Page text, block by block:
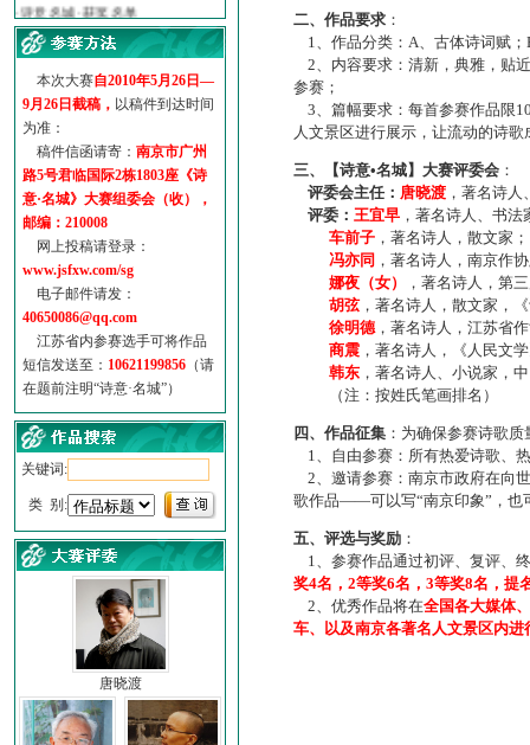
·【诗意·名城】地铁展示作...
诗意名城·地铁时间
·地铁完美呈现【诗意·名城...
参赛作品多达5000多首
“诗意·名城”晒诗会
特别通知--致广大诗词爱好...
本次大赛自2010年5月26日—
9月26日截稿， 以稿件到达时间
为准：
稿件信函请寄： 南京市广州
路5号君临国际2栋1803座《诗
意·名城》大赛组委会（收），
邮编：210008
网上投稿请登录：
www.jsfxw.com/sg
电子邮件请发：
40650086@qq.com
江苏省内参赛选手可将作品
短信发送至： 10621199856 （请
在题前注明“诗意·名城”）
关键词:
类 别:
唐晓渡
二、作品要求 ：
1、作品分类：A、古体诗词赋；
2、内容要求：清新，典雅，贴
参赛；
3、篇幅要求：每首参赛作品限
人文景区进行展示，让流动的诗
三、【诗意•名城】大赛评委会 ：
评委会主任： 唐晓渡 ，著名诗
评委： 王宜早 ，著名诗人、书
车前子 ，著名诗人，散文家；
冯亦同 ，著名诗人，南京作
娜夜（女）
，著名诗人，第
胡弦，著名诗人，散文家，
徐明德，著名诗人，江苏省
商震 ，著名诗人，《人民文
韩东 ，著名诗人、小说家，
（注：按姓氏笔画排名）
四、作品征集 ：为确保参赛诗歌
1、自由参赛：所有热爱诗歌、
2、邀请参赛：南京市政府在向
歌作品——可以写“南京印象”，也
五、评选与奖励 ：
1、参赛作品通过初评、复评、
奖4名，2等奖6名，3等奖8名，提
2、优秀作品将在全国各大媒体
车、以及南京各著名人文景区内进